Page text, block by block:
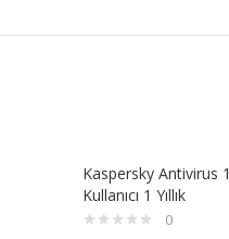
Kaspersky Antivirus 1
Kullanıcı 1 Yıllık
0